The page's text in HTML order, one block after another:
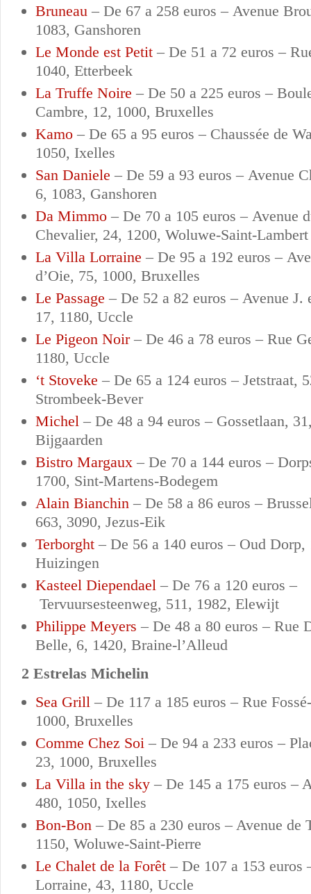
Bruneau – De 67 a 258 euros – Avenue
1083, Ganshoren
Le Monde est Petit – De 51 a 72 euros –
1040, Etterbeek
La Truffe Noire – De 50 a 225 euros –
Cambre, 12, 1000, Bruxelles
Kamo – De 65 a 95 euros – Chaussée de
1050, Ixelles
San Daniele – De 59 a 93 euros – Avenue
6, 1083, Ganshoren
Da Mimmo – De 70 a 105 euros – Avenue
Chevalier, 24, 1200, Woluwe-Saint-Lambert
La Villa Lorraine – De 95 a 192 euros –
d’Oie, 75, 1000, Bruxelles
Le Passage – De 52 a 82 euros – Avenue J.
17, 1180, Uccle
Le Pigeon Noir– De 46 a 78 euros – Rue
1180, Uccle
‘t Stoveke – De 65 a 124 euros – Jetstraat,
Strombeek-Bever
Michel – De 48 a 94 euros – Gossetlaan,
Bijgaarden
Bistro Margaux – De 70 a 144 euros –
1700, Sint-Martens-Bodegem
Alain Bianchin – De 58 a 86 euros –
663, 3090, Jezus-Eik
Terborght – De 56 a 140 euros – Oud Dorp,
Huizingen
Kasteel Diependael – De 76 a 120 euros –
Tervuursesteenweg, 511, 1982, Elewijt
Philippe Meyers – De 48 a 80 euros – Rue
Belle, 6, 1420, Braine-l’Alleud
2 Estrelas Michelin
Sea Grill – De 117 a 185 euros – Rue
1000, Bruxelles
Comme Chez Soi – De 94 a 233 euros –
23, 1000, Bruxelles
La Villa in the sky – De 145 a 175 euros –
480, 1050, Ixelles
Bon-Bon – De 85 a 230 euros – Avenue de
1150, Woluwe-Saint-Pierre
Le Chalet de la Forêt – De 107 a 153 euros
Lorraine, 43, 1180, Uccle